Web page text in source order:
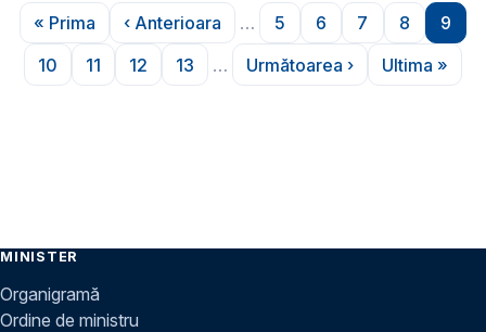
Paginare
Prima pagină
« Prima
Pagina anterioară
‹ Anterioara …
Pagina
5
Pagina
6
Pagina
7
Pagina
8 9
Pagina
10
Pagina
11
Pagina
12
Pagina
13 …
Pagina următoare
Următoarea ›
Ultima
Ultima »
MINISTER
Organigramă
Ordine de ministru